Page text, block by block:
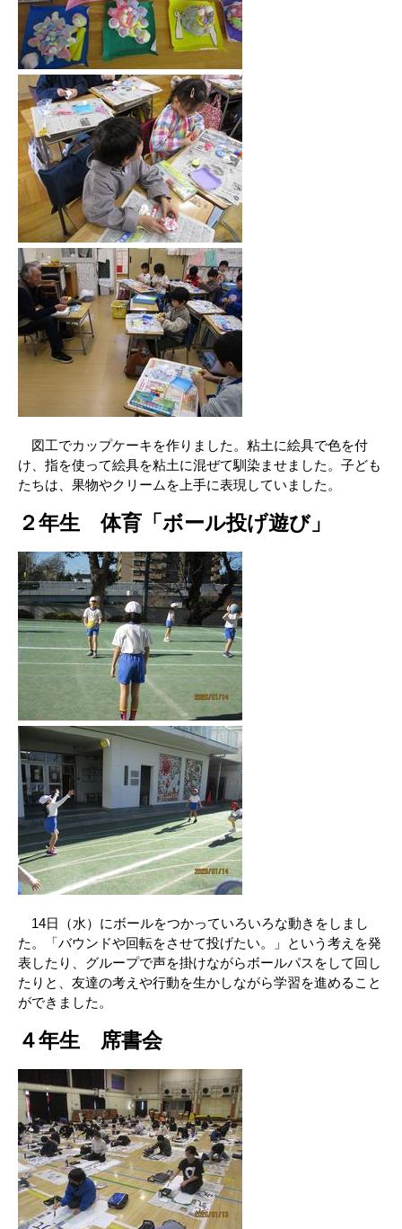
図工でカップケーキを作りました。粘土に絵具で色を付
け、指を使って絵具を粘土に混ぜて馴染ませました。子ども
たちは、果物やクリームを上手に表現していました。
２年生 体育「ボール投げ遊び」
14日（水）にボールをつかっていろいろな動きをしまし
た。「バウンドや回転をさせて投げたい。」という考えを発
表したり、グループで声を掛けながらボールパスをして回し
たりと、友達の考えや行動を生かしながら学習を進めること
ができました。
４年生 席書会